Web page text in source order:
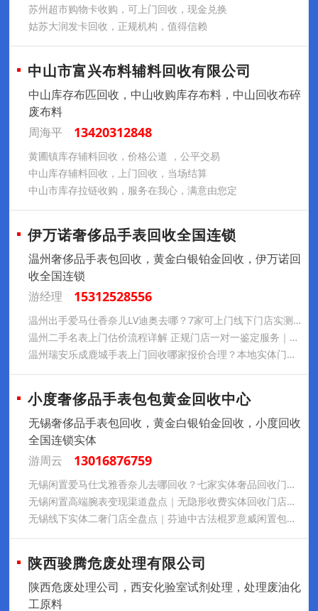
苏州超市购物卡收购，可上门回收，现金兑换
姑苏大润发卡回收，正规机构，值得信赖
中山市富兴布料辅料回收有限公司
中山库存布匹回收，中山收购库存布料，中山回收布碎
废布料
周海平
13420312848
黄圃镇库存辅料回收，价格公道 ，公平交易
中山库存辅料回收，上门回收，当场结算
中山市库存拉链收购，服务在我心，满意由您定
伊万诺奢侈品手表回收全国连锁
温州奢侈品手表包回收，黄金白银铂金回收，伊万诺回
收全国连锁
游经理
15312528556
温州出手爱马仕香奈儿LV迪奥去哪？7家可上门线下门店实测汇总，2026 热门包袋回收市价 + 本地真实交易实录
温州二手名表上门估价流程详解 正规门店一对一鉴定服务｜2026 各系列腕表二手流通报价大全
温州瑞安乐成鹿城手表上门回收哪家报价合理？本地实体门店实测，百达翡丽宝珀沛纳海回收行情参考
小度奢侈品手表包包黄金回收中心
无锡奢侈品手表包回收，黄金白银铂金回收，小度回收
全国连锁实体
游周云
13016876759
无锡闲置爱马仕戈雅香奈儿去哪回收？七家实体奢品回收门店一览｜上门估价流程本地真实交易案例主流包袋首饰回收行情大全
无锡闲置高端腕表变现渠道盘点｜无隐形收费实体回收门店积家宝珀万国宝玑欧米茄上门估价回收
无锡线下实体二奢门店全盘点｜芬迪中古法棍罗意威闲置包上门估价，名表彩宝鞋服一站式当场回款
陕西骏腾危废处理有限公司
陕西危废处理公司，西安化验室试剂处理，处理废油化
工原料